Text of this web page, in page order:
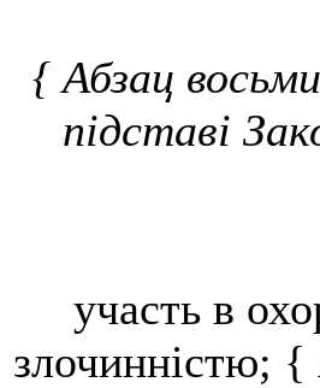
{ Абзац
підставі
участь в
злочинністю; {